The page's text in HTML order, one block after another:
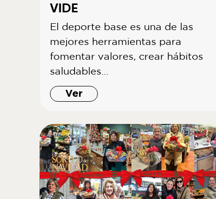
VIDE
El deporte base es una de las
mejores herramientas para
fomentar valores, crear hábitos
saludables…
Ver